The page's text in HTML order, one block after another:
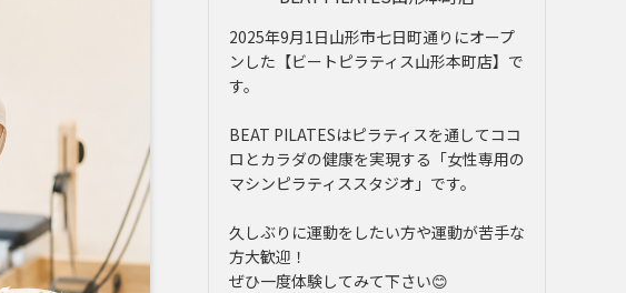
2025年9月1日山形市七日町通りにオープ
ンした【ビートピラティス山形本町店】で
す。
BEAT PILATESはピラティスを通してココ
ロとカラダの健康を実現する「女性専用の
マシンピラティススタジオ」です。
久しぶりに運動をしたい方や運動が苦手な
方大歓迎！
ぜひ一度体験してみて下さい😊